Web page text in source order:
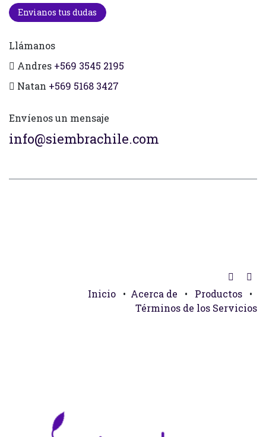
Envianos tus dudas
Llámanos
Andres +569 3545 2195
Natan +569 5168 3427
Envíenos un mensaje
info@siembrachile.com
Inicio • Acerca de • Productos
•
Términos de los Servicios